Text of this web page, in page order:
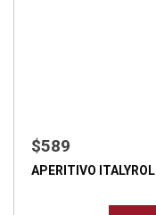
$589
APERITIVO ITALYROL